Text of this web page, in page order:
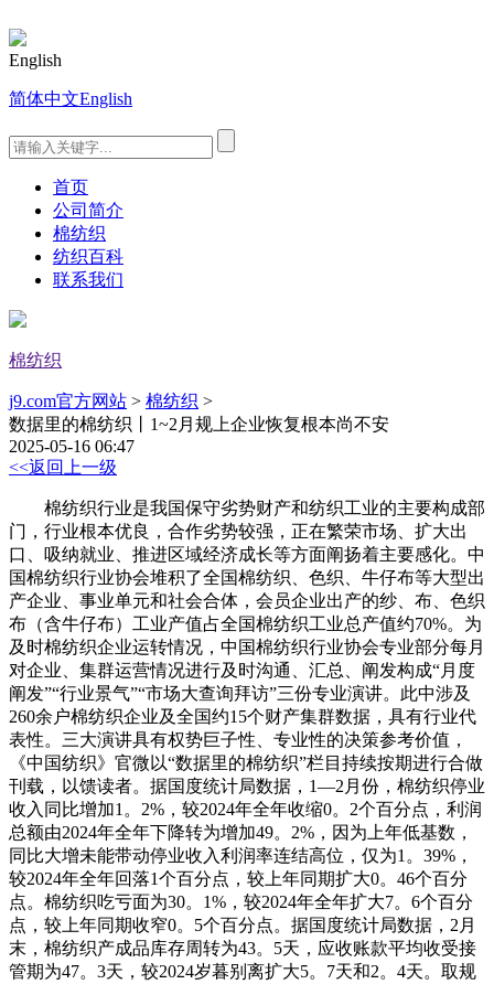
English
简体中文English
首页
公司简介
棉纺织
纺织百科
联系我们
棉纺织
j9.com官方网站 > 棉纺织 >
数据里的棉纺织丨1~2月规上企业恢复根本尚不安
2025-05-16 06:47
<<返回上一级
棉纺织行业是我国保守劣势财产和纺织工业的主要构成部
门，行业根本优良，合作劣势较强，正在繁荣市场、扩大出
口、吸纳就业、推进区域经济成长等方面阐扬着主要感化。中
国棉纺织行业协会堆积了全国棉纺织、色织、牛仔布等大型出
产企业、事业单元和社会合体，会员企业出产的纱、布、色织
布（含牛仔布）工业产值占全国棉纺织工业总产值约70%。为
及时棉纺织企业运转情况，中国棉纺织行业协会专业部分每月
对企业、集群运营情况进行及时沟通、汇总、阐发构成“月度
阐发”“行业景气”“市场大查询拜访”三份专业演讲。此中涉及
260余户棉纺织企业及全国约15个财产集群数据，具有行业代
表性。三大演讲具有权势巨子性、专业性的决策参考价值，
《中国纺织》官微以“数据里的棉纺织”栏目持续按期进行合做
刊载，以馈读者。据国度统计局数据，1—2月份，棉纺织停业
收入同比增加1。2%，较2024年全年收缩0。2个百分点，利润
总额由2024年全年下降转为增加49。2%，因为上年低基数，
同比大增未能带动停业收入利润率连结高位，仅为1。39%，
较2024年全年回落1个百分点，较上年同期扩大0。46个百分
点。棉纺织吃亏面为30。1%，较2024年全年扩大7。6个百分
点，较上年同期收窄0。5个百分点。据国度统计局数据，2月
末，棉纺织产成品库存周转为43。5天，应收账款平均收受接
管期为47。3天，较2024岁暮别离扩大5。7天和2。4天。取规